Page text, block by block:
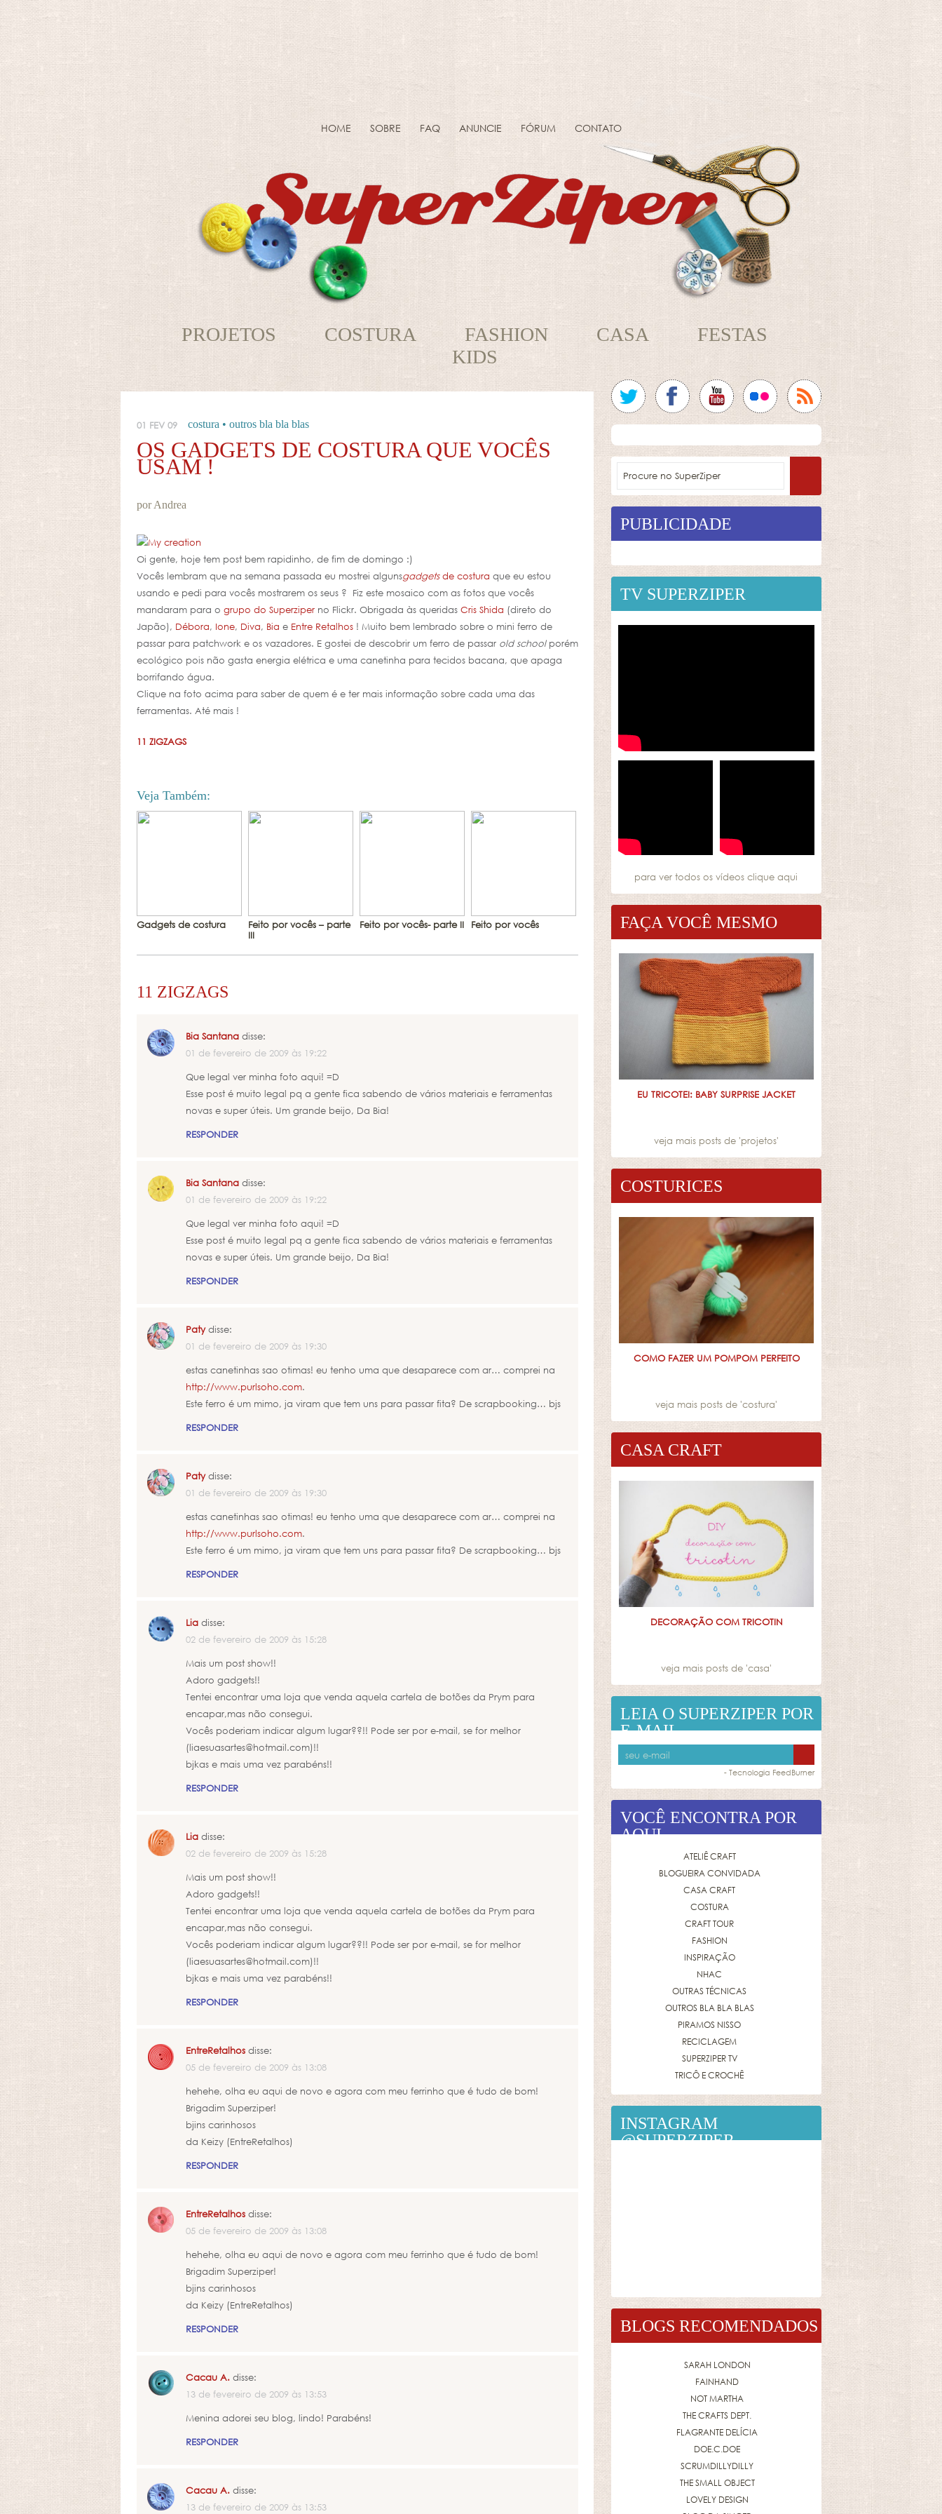
HOME SOBRE FAQ ANUNCIE FÓRUM CONTATO
PROJETOS COSTURA FASHION CASA
FESTAS
KIDS
01 FEV 09 costura • outros bla bla blas
OS GADGETS DE COSTURA QUE VOCÊS
USAM !
por Andrea
Oi gente, hoje tem post bem rapidinho, de fim de domingo :)
Vocês lembram que na semana passada eu mostrei algunsgadgetsde costura que eu estou
usando e pedi para vocês mostrarem os seus ? Fiz este mosaico com as fotos que vocês
mandaram para o grupo do Superziper no Flickr. Obrigada às queridas Cris Shida (direto do
Japão), Débora, Ione, Diva, Bia e Entre Retalhos ! Muito bem lembrado sobre o mini ferro de
passar para patchwork e os vazadores. E gostei de descobrir um ferro de passar old schoolporém
ecológico pois não gasta energia elétrica e uma canetinha para tecidos bacana, que apaga
borrifando água.
Clique na foto acima para saber de quem é e ter mais informação sobre cada uma das
ferramentas. Até mais !
11 ZIGZAGS
Veja Também:
Gadgets de costura
Feito por vocês – parte
III
Feito por vocês- parte II Feito por vocês
11 ZIGZAGS
Bia Santana disse:
01 de fevereiro de 2009 às 19:22
Que legal ver minha foto aqui! =D
Esse post é muito legal pq a gente fica sabendo de vários materiais e ferramentas
novas e super úteis. Um grande beijo, Da Bia!
RESPONDER
Bia Santana disse:
01 de fevereiro de 2009 às 19:22
Que legal ver minha foto aqui! =D
Esse post é muito legal pq a gente fica sabendo de vários materiais e ferramentas
novas e super úteis. Um grande beijo, Da Bia!
RESPONDER
Patydisse:
01 de fevereiro de 2009 às 19:30
estas canetinhas sao otimas! eu tenho uma que desaparece com ar… comprei na
http://www.purlsoho.com.
Este ferro é um mimo, ja viram que tem uns para passar fita? De scrapbooking… bjs
RESPONDER
Patydisse:
01 de fevereiro de 2009 às 19:30
estas canetinhas sao otimas! eu tenho uma que desaparece com ar… comprei na
http://www.purlsoho.com.
Este ferro é um mimo, ja viram que tem uns para passar fita? De scrapbooking… bjs
RESPONDER
Lia disse:
02 de fevereiro de 2009 às 15:28
Mais um post show!!
Adoro gadgets!!
Tentei encontrar uma loja que venda aquela cartela de botões da Prym para
encapar,mas não consegui.
Vocês poderiam indicar algum lugar??!! Pode ser por e-mail, se for melhor
(liaesuasartes@hotmail.com)!!
bjkas e mais uma vez parabéns!!
RESPONDER
Lia disse:
02 de fevereiro de 2009 às 15:28
Mais um post show!!
Adoro gadgets!!
Tentei encontrar uma loja que venda aquela cartela de botões da Prym para
encapar,mas não consegui.
Vocês poderiam indicar algum lugar??!! Pode ser por e-mail, se for melhor
(liaesuasartes@hotmail.com)!!
bjkas e mais uma vez parabéns!!
RESPONDER
EntreRetalhos disse:
05 de fevereiro de 2009 às 13:08
hehehe, olha eu aqui de novo e agora com meu ferrinho que é tudo de bom!
Brigadim Superziper!
bjins carinhosos
da Keizy (EntreRetalhos)
RESPONDER
EntreRetalhos disse:
05 de fevereiro de 2009 às 13:08
hehehe, olha eu aqui de novo e agora com meu ferrinho que é tudo de bom!
Brigadim Superziper!
bjins carinhosos
da Keizy (EntreRetalhos)
RESPONDER
Cacau A. disse:
13 de fevereiro de 2009 às 13:53
Menina adorei seu blog, lindo! Parabéns!
RESPONDER
Cacau A. disse:
13 de fevereiro de 2009 às 13:53
PUBLICIDADE
TV SUPERZIPER
para ver todos os vídeos clique aqui
FAÇA VOCÊ MESMO
EU TRICOTEI: BABY SURPRISE JACKET
veja mais posts de 'projetos'
COSTURICES
COMO FAZER UM POMPOM PERFEITO
veja mais posts de 'costura'
CASA CRAFT
DECORAÇÃO COM TRICOTIN
veja mais posts de 'casa'
LEIA O SUPERZIPER POR
E-MAIL
- Tecnologia FeedBurner
VOCÊ ENCONTRA POR
AQUI
ATELIÊ CRAFT
BLOGUEIRA CONVIDADA
CASA CRAFT
COSTURA
CRAFT TOUR
FASHION
INSPIRAÇÃO
NHAC
OUTRAS TÉCNICAS
OUTROS BLA BLA BLAS
PIRAMOS NISSO
RECICLAGEM
SUPERZIPER TV
TRICÔ E CROCHÊ
INSTAGRAM
@SUPERZIPER
BLOGS RECOMENDADOS
SARAH LONDON
FAINHAND
NOT MARTHA
THE CRAFTS DEPT.
FLAGRANTE DELÍCIA
DOE.C.DOE
SCRUMDILLYDILLY
THE SMALL OBJECT
LOVELY DESIGN